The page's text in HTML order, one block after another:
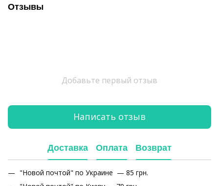
Отзывы
Добавьте первый отзыв
Написать отзыв
Доставка Оплата Возврат
"Новой почтой" по Украине — 85 грн.